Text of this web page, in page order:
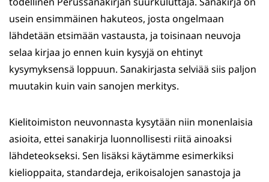
usein ensimmäinen hakuteos, josta ongelmaan
lähdetään etsimään vastausta, ja toisinaan neuvoja
selaa kirjaa jo ennen kuin kysyjä on ehtinyt
kysymyksensä loppuun. Sanakirjasta selviää siis paljon
muutakin kuin vain sanojen merkitys.
Kielitoimiston neuvonnasta kysytään niin monenlaisia
asioita, ettei sanakirja luonnollisesti riitä ainoaksi
lähdeteokseksi. Sen lisäksi käytämme esimerkiksi
kielioppaita, standardeja, erikoisalojen sanastoja ja